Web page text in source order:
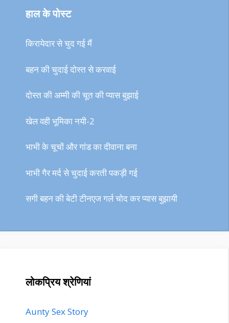
हाल के पोस्ट
किरायेदार से चुद गई मैं
बहन की चुदाई दोस्त से करवाई
दोस्त की अम्मी की चूत की प्यास बुझाई
खेल वही भूमिका नयी-2
भाभी के चूचों और गांड का दीवाना बना
भाभी गैर मर्द से चुदाई करती पकड़ी गई
सगी बहन की बेटी टीनएज गर्ल चोद कर प्यास बुझायी
लोकप्रिय श्रेणियां
Aunty Sex Story